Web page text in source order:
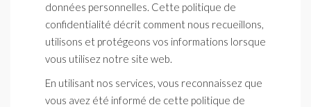
données personnelles. Cette politique de
confidentialité décrit comment nous recueillons,
utilisons et protégeons vos informations lorsque
vous utilisez notre site web.
En utilisant nos services, vous reconnaissez que
vous avez été informé de cette politique de